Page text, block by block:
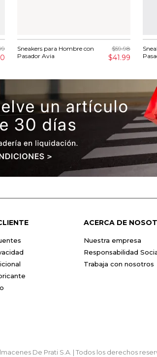
Sneakers para Hombre con
Pasador Avia
$59.98
$41.99
ACERCA DE
Nuestra empresa
Responsabilidad
Trabaja con nosotros
De Prati S.A. | Todos los derechos